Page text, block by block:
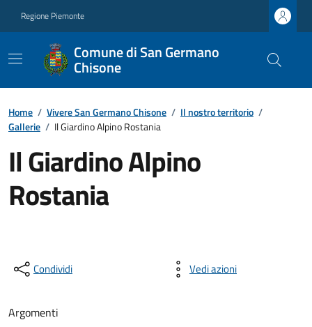
Regione Piemonte
Comune di San Germano
Chisone
Home / Vivere San Germano Chisone / Il nostro territorio /
Gallerie / Il Giardino Alpino Rostania
Il Giardino Alpino
Rostania
Condividi Vedi azioni
Argomenti